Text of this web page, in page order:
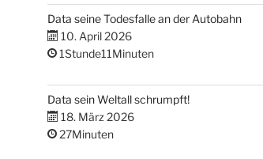
Data seine Todesfalle an der Autobahn
10. April 2026
1Stunde11Minuten
Data sein Weltall schrumpft!
18. März 2026
27Minuten